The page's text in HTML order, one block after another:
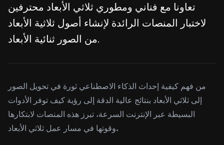
تعاونا مع فناني ومطوري ثلاثي الأبعاد محترفين
لاختبار المنصات الرائدة لإنشاء أصول ثلاثية الأبعاد
من الصور ثنائية الأبعاد.
من فهم كيفية إحداث الذكاء الاصطناعي ثورة في تحويل الصور
إلى ثلاثي الأبعاد بنتائج عالية الدقة إلى رؤية كيف توفر الأدوات
البسيطة عبر الإنترنت السرعة، تبرز هذه المنصات لابتكارها
وقوتها في مسار عمل ثلاثي الأبعاد.